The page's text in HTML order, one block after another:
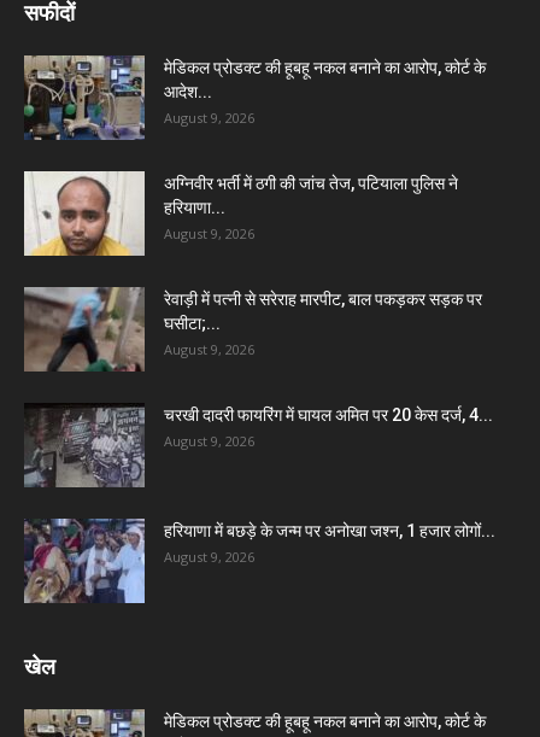
सफीदों
मेडिकल प्रोडक्ट की हूबहू नकल बनाने का आरोप, कोर्ट के
आदेश...
August 9, 2026
अग्निवीर भर्ती में ठगी की जांच तेज, पटियाला पुलिस ने
हरियाणा...
August 9, 2026
रेवाड़ी में पत्नी से सरेराह मारपीट, बाल पकड़कर सड़क पर
घसीटा;...
August 9, 2026
चरखी दादरी फायरिंग में घायल अमित पर 20 केस दर्ज, 4...
August 9, 2026
हरियाणा में बछड़े के जन्म पर अनोखा जश्न, 1 हजार लोगों...
August 9, 2026
खेल
मेडिकल प्रोडक्ट की हूबहू नकल बनाने का आरोप, कोर्ट के